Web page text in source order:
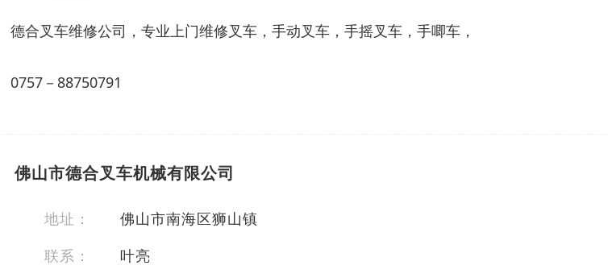
德合叉车维修公司，专业上门维修叉车，手动叉车，手摇叉车，手唧车，
0757－88750791
佛山市德合叉车机械有限公司
地址：
佛山市南海区狮山镇
联系：
叶亮